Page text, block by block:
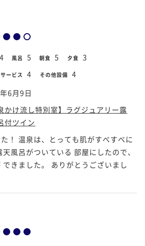
4 風呂 5 朝食 5 夕食 3
ービス 4 その他設備 4
6月9日
かけ流し特別室】ラグジュアリー露
付ツイン
！ 温泉は、とっても肌がすべすべに
風呂がついている 部屋にしたので、
きました。 ありがとうございまし